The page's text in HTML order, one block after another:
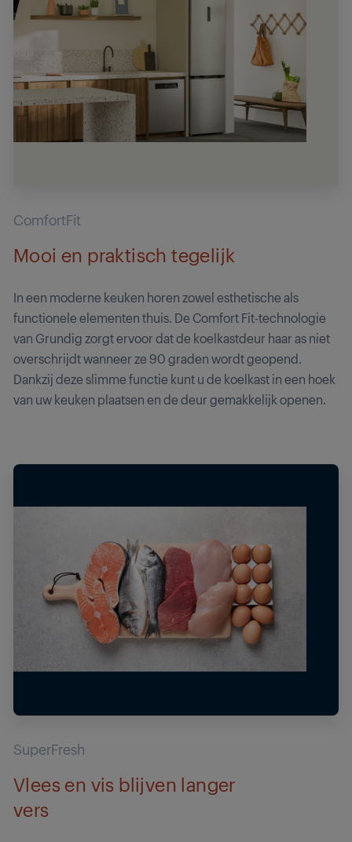
ComfortFit
Mooi en praktisch tegelijk
In een moderne keuken horen zowel esthetische als
functionele elementen thuis. De Comfort Fit-technologie
van Grundig zorgt ervoor dat de koelkastdeur haar as niet
overschrijdt wanneer ze 90 graden wordt geopend.
Dankzij deze slimme functie kunt u de koelkast in een hoek
van uw keuken plaatsen en de deur gemakkelijk openen.
SuperFresh
Vlees en vis blijven langer
vers